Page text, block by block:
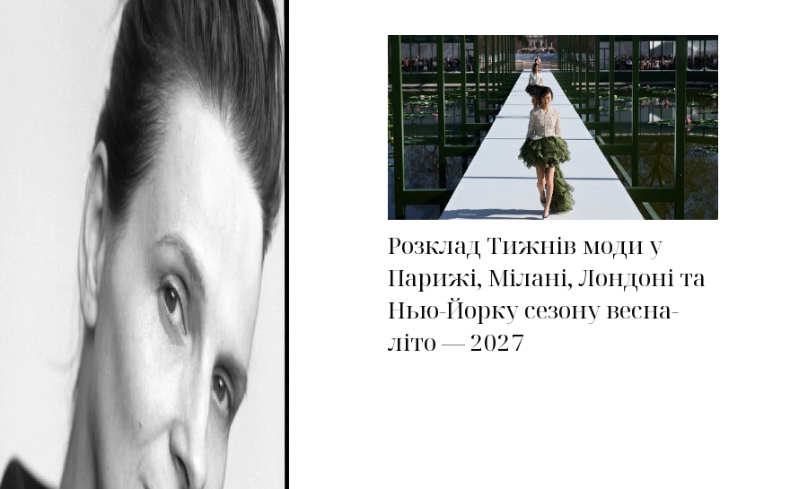
Розклад Тижнів моди у
Парижі, Мілані, Лондоні та
Нью-Йорку сезону весна-
літо — 2027